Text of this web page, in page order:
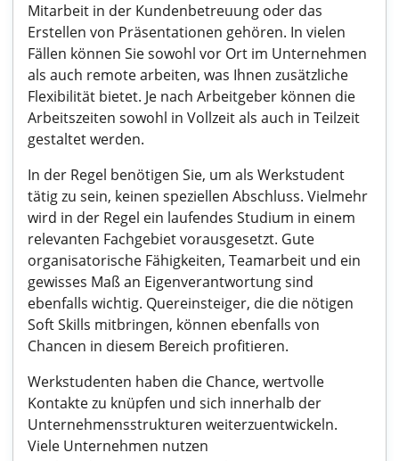
Mitarbeit in der Kundenbetreuung oder das
Erstellen von Präsentationen gehören. In vielen
Fällen können Sie sowohl vor Ort im Unternehmen
als auch remote arbeiten, was Ihnen zusätzliche
Flexibilität bietet. Je nach Arbeitgeber können die
Arbeitszeiten sowohl in Vollzeit als auch in Teilzeit
gestaltet werden.
In der Regel benötigen Sie, um als Werkstudent
tätig zu sein, keinen speziellen Abschluss. Vielmehr
wird in der Regel ein laufendes Studium in einem
relevanten Fachgebiet vorausgesetzt. Gute
organisatorische Fähigkeiten, Teamarbeit und ein
gewisses Maß an Eigenverantwortung sind
ebenfalls wichtig. Quereinsteiger, die die nötigen
Soft Skills mitbringen, können ebenfalls von
Chancen in diesem Bereich profitieren.
Werkstudenten haben die Chance, wertvolle
Kontakte zu knüpfen und sich innerhalb der
Unternehmensstrukturen weiterzuentwickeln.
Viele Unternehmen nutzen